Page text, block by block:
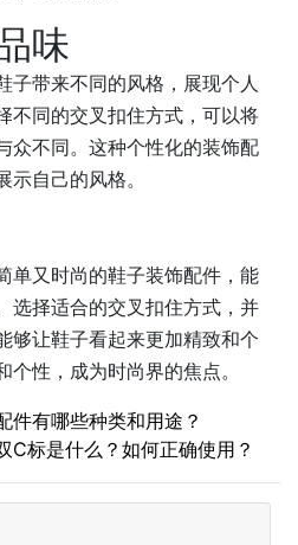
味
子带来不同的风格，展现个人
不同的交叉扣住方式，可以将
众不同。这种个性化的装饰配
自己的风格。
单又时尚的鞋子装饰配件，能
选择适合的交叉扣住方式，并
够让鞋子看起来更加精致和个
性，成为时尚界的焦点。
件有哪些种类和用途？
C标是什么？如何正确使用？